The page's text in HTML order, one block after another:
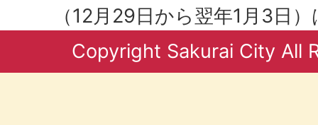
（12月29日から翌年1月3日
Copyright Sakurai City All